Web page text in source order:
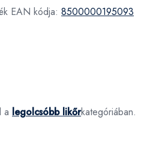
EAN kódja: 8500000195093
a legolcsóbb likőrkategóriában.